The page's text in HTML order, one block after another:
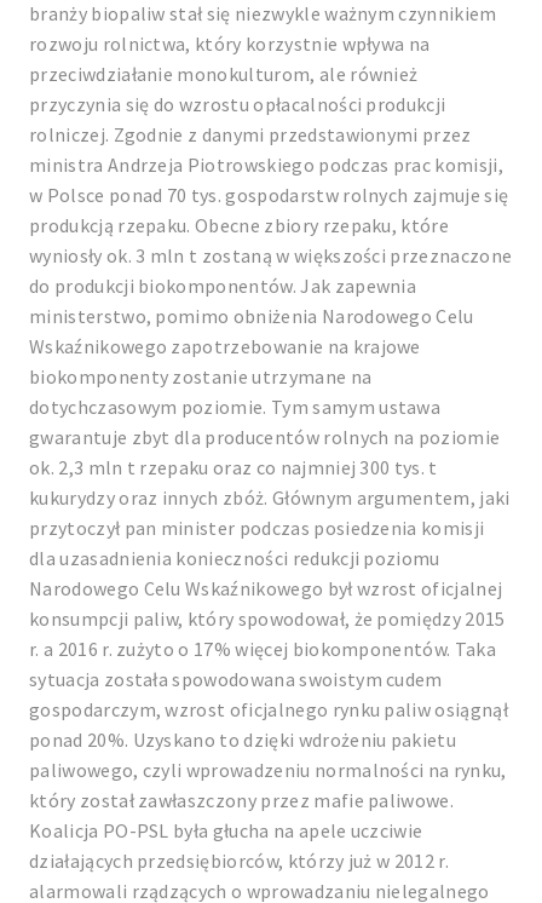
branży biopaliw stał się niezwykle ważnym czynnikiem
rozwoju rolnictwa, który korzystnie wpływa na
przeciwdziałanie monokulturom, ale również
przyczynia się do wzrostu opłacalności produkcji
rolniczej. Zgodnie z danymi przedstawionymi przez
ministra Andrzeja Piotrowskiego podczas prac komisji,
w Polsce ponad 70 tys. gospodarstw rolnych zajmuje się
produkcją rzepaku. Obecne zbiory rzepaku, które
wyniosły ok. 3 mln t zostaną w większości przeznaczone
do produkcji biokomponentów. Jak zapewnia
ministerstwo, pomimo obniżenia Narodowego Celu
Wskaźnikowego zapotrzebowanie na krajowe
biokomponenty zostanie utrzymane na
dotychczasowym poziomie. Tym samym ustawa
gwarantuje zbyt dla producentów rolnych na poziomie
ok. 2,3 mln t rzepaku oraz co najmniej 300 tys. t
kukurydzy oraz innych zbóż. Głównym argumentem, jaki
przytoczył pan minister podczas posiedzenia komisji
dla uzasadnienia konieczności redukcji poziomu
Narodowego Celu Wskaźnikowego był wzrost oficjalnej
konsumpcji paliw, który spowodował, że pomiędzy 2015
r. a 2016 r. zużyto o 17% więcej biokomponentów. Taka
sytuacja została spowodowana swoistym cudem
gospodarczym, wzrost oficjalnego rynku paliw osiągnął
ponad 20%. Uzyskano to dzięki wdrożeniu pakietu
paliwowego, czyli wprowadzeniu normalności na rynku,
który został zawłaszczony przez mafie paliwowe.
Koalicja PO-PSL była głucha na apele uczciwie
działających przedsiębiorców, którzy już w 2012 r.
alarmowali rządzących o wprowadzaniu nielegalnego